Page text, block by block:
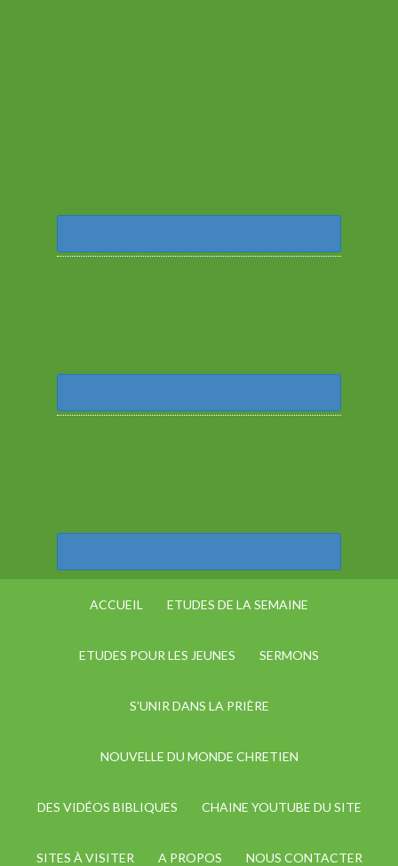
ACCUEIL ETUDES DE LA SEMAINE
ETUDES POUR LES JEUNES SERMONS
S’UNIR DANS LA PRIÈRE
NOUVELLE DU MONDE CHRETIEN
DES VIDÉOS BIBLIQUES CHAINE YOUTUBE DU SITE
SITES À VISITER A PROPOS NOUS CONTACTER